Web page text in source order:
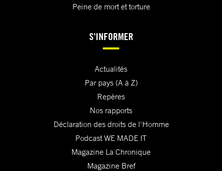
Peine de mort et torture
S'INFORMER
Actualités
Par pays (A à Z)
Repères
Nos rapports
Déclaration des droits de l'Homme
Podcast WE MADE IT
Magazine La Chronique
Magazine Bref